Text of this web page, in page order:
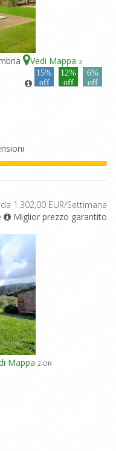
Vedi Mappa 3
15%
off
12%
off
6%
off
da 1.302,00 EUR/Settimana
Miglior prezzo garantito
Mappa 2-OR